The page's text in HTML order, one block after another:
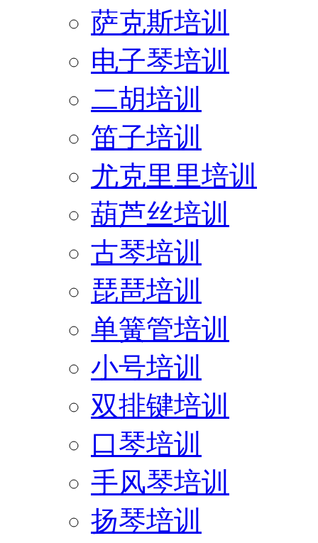
萨克斯培训
电子琴培训
二胡培训
笛子培训
尤克里里培训
葫芦丝培训
古琴培训
琵琶培训
单簧管培训
小号培训
双排键培训
口琴培训
手风琴培训
扬琴培训